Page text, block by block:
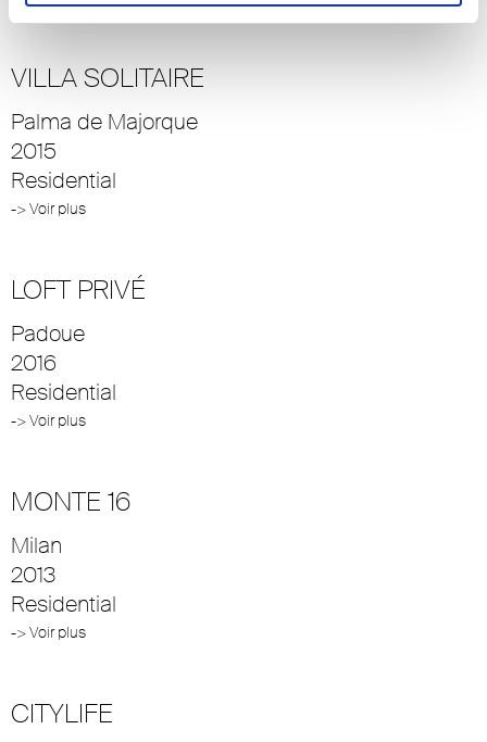
VILLA SOLITAIRE
Palma de Majorque
2015
Residential
-> Voir plus
LOFT PRIVÉ
Padoue
2016
Residential
-> Voir plus
MONTE 16
Milan
2013
Residential
-> Voir plus
CITYLIFE